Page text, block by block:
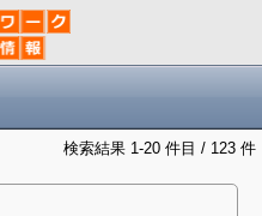
検索結果 1-20 件目 / 123 件